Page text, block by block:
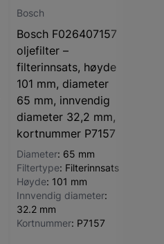
Bosch
Bosch F026407157
oljefilter –
filterinnsats, høyde
101 mm, diameter
65 mm, innvendig
diameter 32,2 mm,
kortnummer P7157
Diameter: 65 mm
Filtertype: Filterinnsats
Høyde: 101 mm
Innvendig diameter:
32.2 mm
Kortnummer: P7157